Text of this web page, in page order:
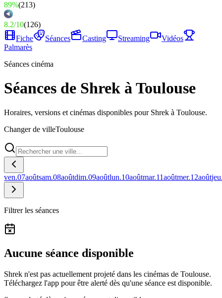
89%(213)
8.2/10(126)
Fiche
Séances Casting Streaming
Vidéos
Palmarès
Séances cinéma
Séances de Shrek à Toulouse
Horaires, versions et cinémas disponibles pour Shrek à Toulouse.
Changer de villeToulouse
ven.07aoûtsam.08aoûtdim.09aoûtlun.10aoûtmar.11aoûtmer.12août
Filtrer les séances
Aucune séance disponible
Shrek n'est pas actuellement projeté dans les cinémas de Toulouse.
Téléchargez l'app pour être alerté dès qu'une séance est disponible.